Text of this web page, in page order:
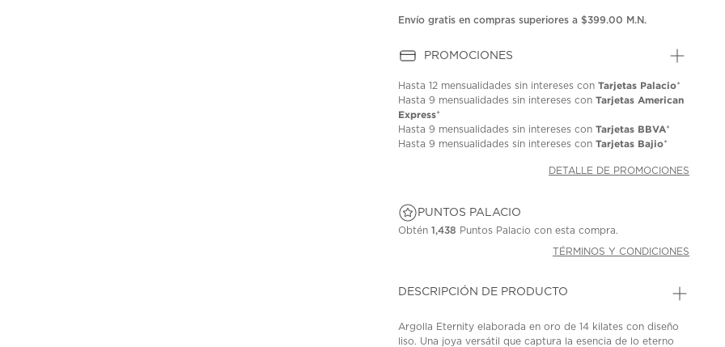
Envío gratis en compras superiores a $399.00 M.N.
PROMOCIONES
Hasta12 mensualidades sin intereses conTarjetas Palacio*
Hasta9 mensualidades sin intereses conTarjetas American
Express*
Hasta9 mensualidades sin intereses conTarjetas BBVA*
Hasta9 mensualidades sin intereses conTarjetas Bajio*
DETALLE DE PROMOCIONES
PUNTOS PALACIO
Obtén1,438 Puntos Palacio con esta compra.
TÉRMINOS Y CONDICIONES
DESCRIPCIÓN DE PRODUCTO
Argolla Eternity elaborada en oro de 14 kilates con diseño
liso. Una joya versátil que captura la esencia de lo eterno